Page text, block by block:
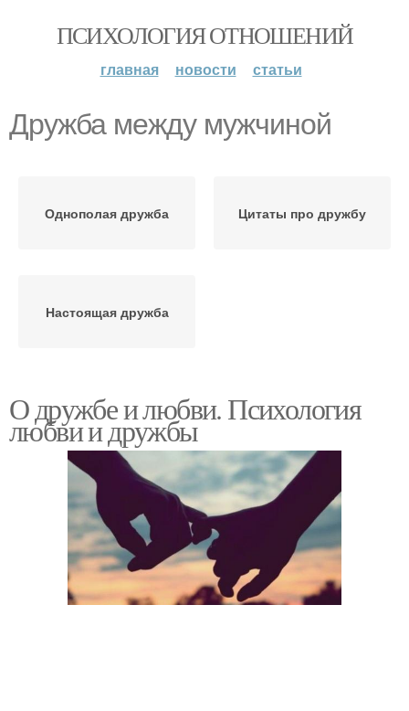
ПСИХОЛОГИЯ ОТНОШЕНИЙ
главная новости статьи
Дружба между мужчиной
Однополая дружба Цитаты про дружбу
Настоящая дружба
О дружбе и любви. Психология
любви и дружбы